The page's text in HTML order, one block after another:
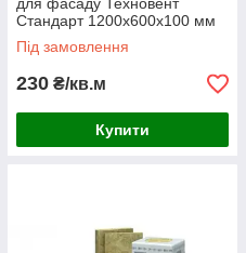
Стандарт 1200х600х100 мм
Під замовлення
230 ₴/кв.м
Купити